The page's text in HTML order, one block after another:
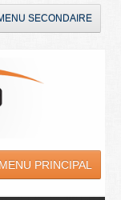
SECONDAIRE
PRINCIPAL